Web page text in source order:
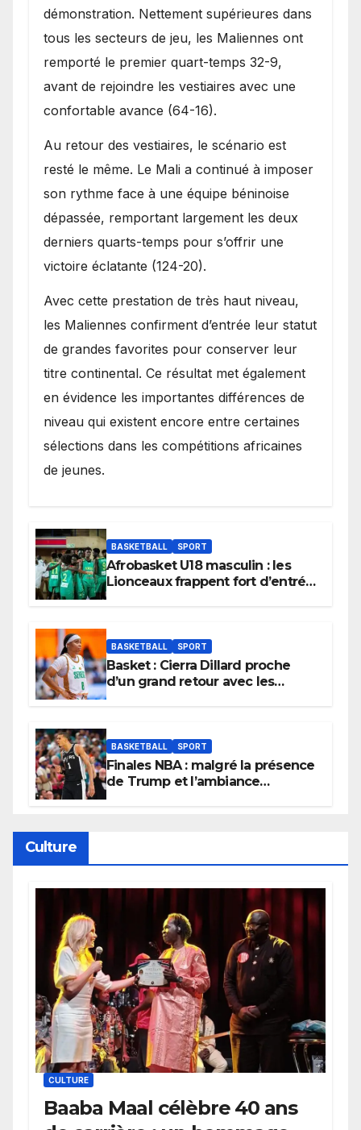
démonstration. Nettement supérieures dans
tous les secteurs de jeu, les Maliennes ont
remporté le premier quart-temps 32-9,
avant de rejoindre les vestiaires avec une
confortable avance (64-16).
Au retour des vestiaires, le scénario est
resté le même. Le Mali a continué à imposer
son rythme face à une équipe béninoise
dépassée, remportant largement les deux
derniers quarts-temps pour s’offrir une
victoire éclatante (124-20).
Avec cette prestation de très haut niveau,
les Maliennes confirment d’entrée leur statut
de grandes favorites pour conserver leur
titre continental. Ce résultat met également
en évidence les importantes différences de
niveau qui existent encore entre certaines
sélections dans les compétitions africaines
de jeunes.
BASKETBALL SPORT
Afrobasket U18 masculin : les
Lionceaux frappent fort d’entrée
BASKETBALL SPORT
Basket : Cierra Dillard proche
d’un grand retour avec les
BASKETBALL SPORT
Finales NBA : malgré la présence
de Trump et l’ambiance
Culture
CULTURE
Baaba Maal célèbre 40 ans